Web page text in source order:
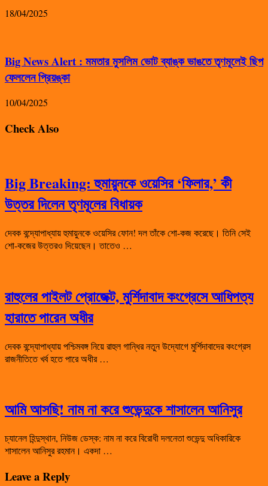
18/04/2025
Big News Alert : মমতার মুসলিম ভোট ব্যাঙ্ক ভাঙতে তৃণমূলেই ছিপ
ফেললেন প্রিয়ঙ্কা
10/04/2025
Check Also
Big Breaking: হুমায়ুনকে ওয়েসির ‘ফিলার,’ কী
উত্তর দিলেন তৃণমূলের বিধায়ক
দেবক বন্দ্যোপাধ্যায় হুমায়ুনকে ওয়েসির ফোন! দল তাঁকে শো-কজ করেছে। তিনি সেই
শো-কজের উত্তরও দিয়েছেন। তাতেও …
রাহুলের পাইলট প্রোজেক্ট, মুর্শিদাবাদ কংগ্রেসে আধিপত্য
হারাতে পারেন অধীর
দেবক বন্দ্যোপাধ্যায় পশ্চিমবঙ্গ নিয়ে রাহুল গান্ধির নতুন উদ্যোগে মুর্শিদাবাদের কংগ্রেস
রাজনীতিতে খর্ব হতে পারে অধীর …
আমি আসছি! নাম না করে শুভেন্দুকে শাসালেন আনিসুর
চ্যানেল হিন্দুস্থান, নিউজ ডেস্ক: নাম না করে বিরোধী দলনেতা শুভেন্দু অধিকারিকে
শাসালেন আনিসুর রহমান। একদা …
Leave a Reply